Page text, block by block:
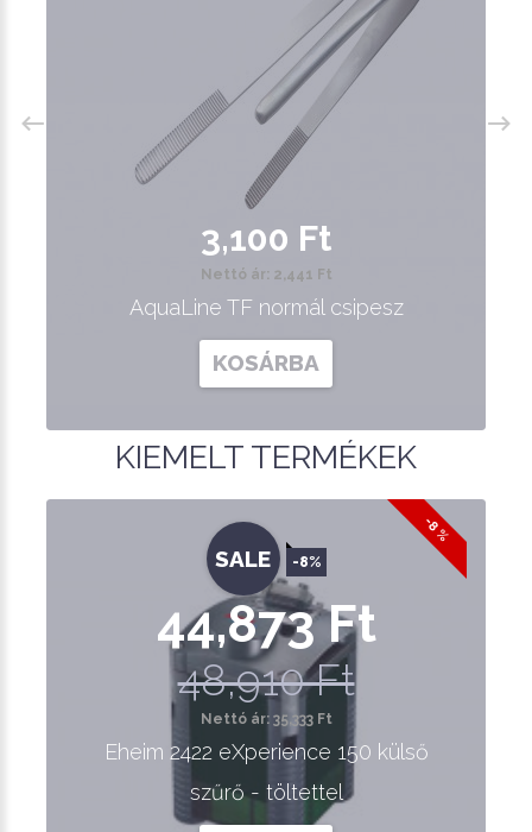
3,100 Ft
Nettó ár: 2,441 Ft
AquaLine TF normál csipesz
KOSÁRBA
KIEMELT TERMÉKEK
-8 %
SALE -8%
44,873 Ft
48,910 Ft
Nettó ár: 35,333 Ft
Eheim 2422 eXperience 150 külső
szűrő - töltettel